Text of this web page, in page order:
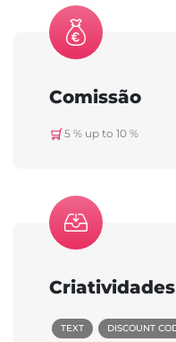
Comissão
5 % up to 10 %
TEXT DISCOUNT